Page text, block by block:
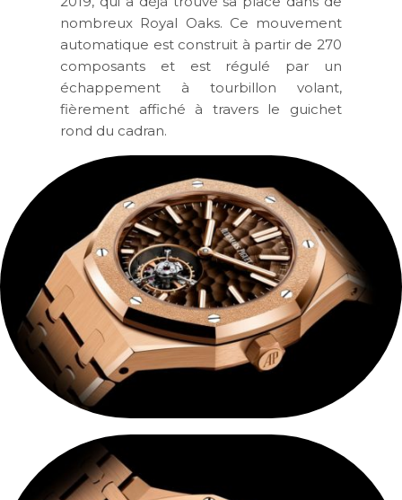
nombreux Royal Oaks. Ce mouvement
automatique est construit à partir de 270
composants et est régulé par un
échappement à tourbillon volant,
fièrement affiché à travers le guichet
rond du cadran.